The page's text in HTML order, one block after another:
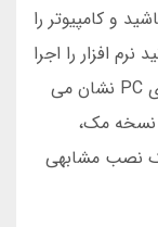
و کامپیوتر را
افزار را اجرا
کنید. راهنمای نصب شبیه ساز چهاربرگ برای PC نشان می
نسخه مک،
مک نصب مشابهی